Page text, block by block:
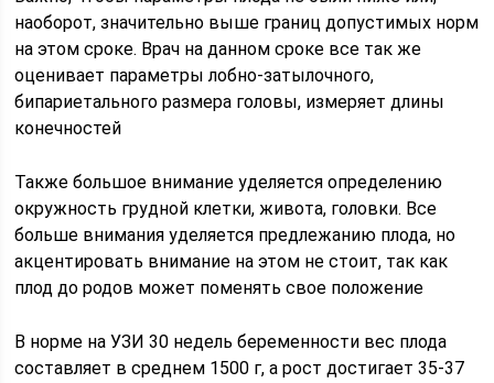
наоборот, значительно выше границ допустимых норм
на этом сроке. Врач на данном сроке все так же
оценивает параметры лобно-затылочного,
бипариетального размера головы, измеряет длины
конечностей
Также большое внимание уделяется определению
окружность грудной клетки, живота, головки. Все
больше внимания уделяется предлежанию плода, но
акцентировать внимание на этом не стоит, так как
плод до родов может поменять свое положение
В норме на УЗИ 30 недель беременности вес плода
составляет в среднем 1500 г, а рост достигает 35-37